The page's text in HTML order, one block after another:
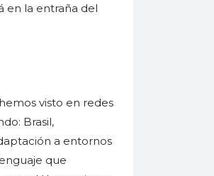
en la entraña del
visto en redes
Brasil,
a entornos
que